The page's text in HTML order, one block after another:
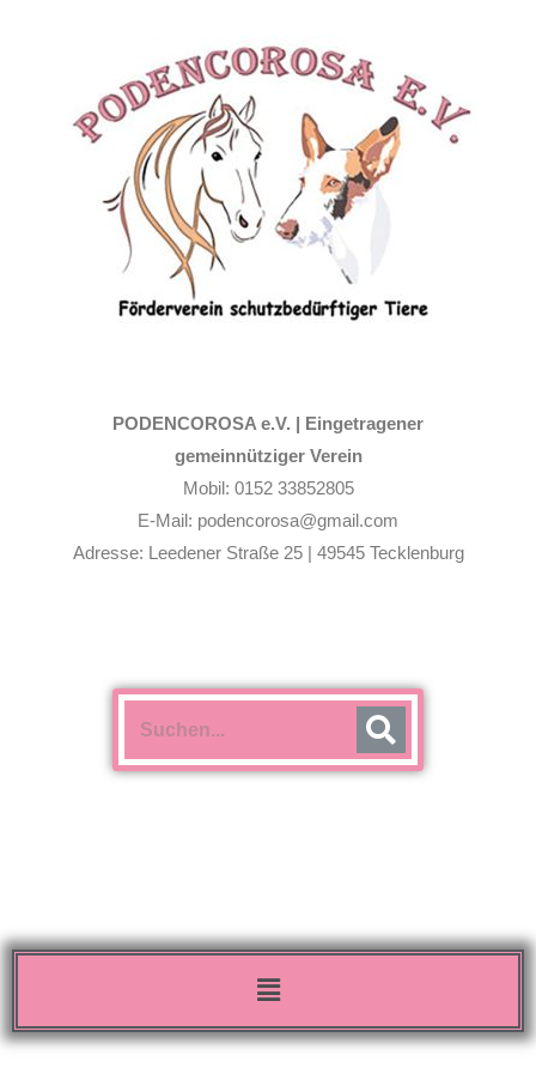
PODENCOROSA e.V. | Eingetragener
gemeinnütziger Verein
Mobil: 0152 33852805
E-Mail: podencorosa@gmail.com
Adresse: Leedener Straße 25 | 49545 Tecklenburg
Menü